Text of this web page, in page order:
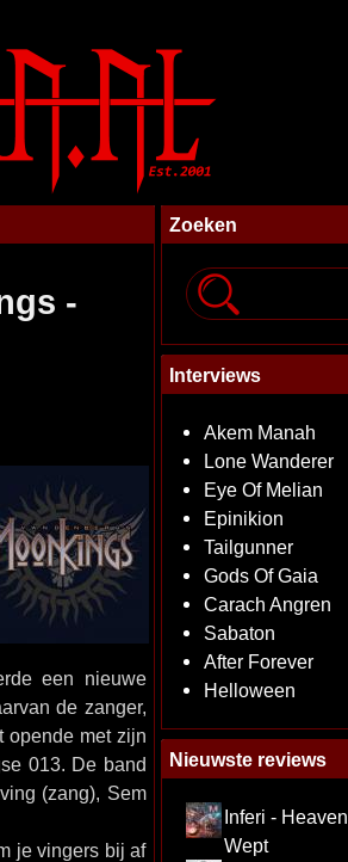
-
een nieuwe
de zanger,
opende met zijn
013. De band
(zang), Sem
je vingers bij af
Zoeken
Interviews
Akem Manah
Lone Wanderer
Eye Of Melian
Epinikion
Tailgunner
Gods Of Gaia
Carach Angren
Sabaton
After Forever
Helloween
Nieuwste reviews
Inferi - Heaven
Wept